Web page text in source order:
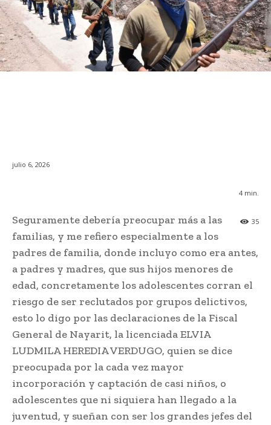
julio 6, 2026
4 min.
35
Seguramente debería preocupar más a las
familias, y me refiero especialmente a los
padres de familia, donde incluyo como era antes,
a padres y madres, que sus hijos menores de
edad, concretamente los adolescentes corran el
riesgo de ser reclutados por grupos delictivos,
esto lo digo por las declaraciones de la Fiscal
General de Nayarit, la licenciada ELVIA
LUDMILA HEREDIA VERDUGO, quien se dice
preocupada por la cada vez mayor
incorporación y captación de casi niños, o
adolescentes que ni siquiera han llegado a la
juventud, y sueñan con ser los grandes jefes del